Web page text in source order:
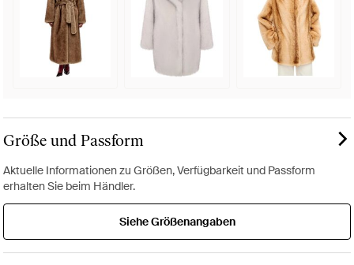
Größe und Passform
Aktuelle Informationen zu Größen, Verfügbarkeit und Passform
erhalten Sie beim Händler.
Siehe Größenangaben